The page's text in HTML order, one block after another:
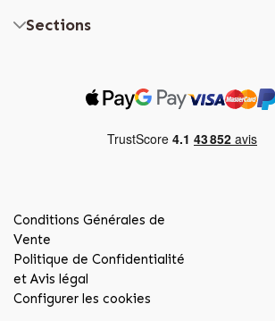
Sections
Conditions Générales de
Vente
Politique de Confidentialité
et Avis légal
Configurer les cookies